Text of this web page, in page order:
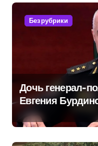
Без рубрики
Дочь генерал-
Евгения
оказывает
вопросам
бронирования